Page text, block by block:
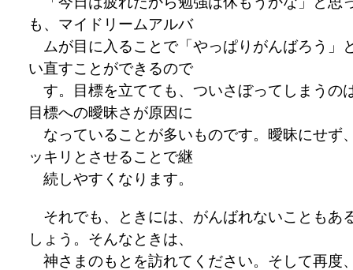
も、マイドリームアルバ
ムが目に入ることで「やっぱりがんばろう」
い直すことができるので
す。目標を立てても、ついさぼってしまうの
目標への曖昧さが原因に
なっていることが多いものです。曖昧にせず
ッキリとさせることで継
続しやすくなります。
それでも、ときには、がんばれないこともあ
しょう。そんなときは、
神さまのもとを訪れてください。そして再度